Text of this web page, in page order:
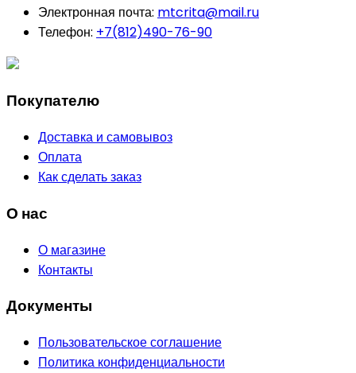
Электронная почта: mtcrita@mail.ru
Телефон: +7(812)490-76-90
Покупателю
Доставка и самовывоз
Оплата
Как сделать заказ
О нас
О магазине
Контакты
Документы
Пользовательское соглашение
Политика конфиденциальности